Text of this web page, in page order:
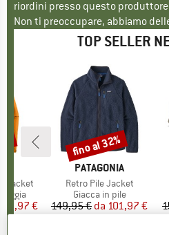
riordini presso questo
Non ti preoccupare, abbiamo
TOP SELLER
Jacket
ridotto
€
MARCHIO
PATAGONIA
Articolo
Retro Pile Jacket
Gruppo di prodotti
Giacca in pile
Prezzo
149,95 € Prezzo ridotto
da 101,97 €
Sconto
fino al 32%